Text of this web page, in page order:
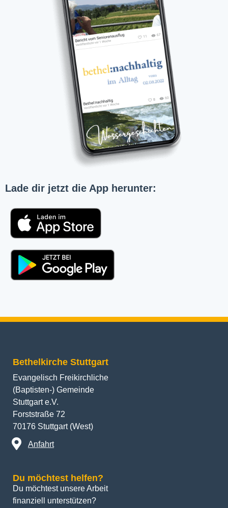
Lade dir jetzt die App herunter:
Bethelkirche Stuttgart
Evangelisch Freikirchliche
(Baptisten-) Gemeinde
Stuttgart e.V.
Forststraße 72
70176 Stuttgart (West)
Anfahrt
Du möchtest helfen?
Du möchtest unsere Arbeit
finanziell unterstützen?